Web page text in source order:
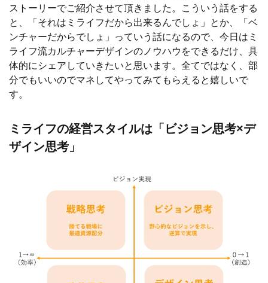
ストーリーでご紹介させて頂きました。こういう話をする
と、「それはミライフだから出来るんでしょ」とか、「ベ
ンチャーだからでしょ」っていう話になるので、今日はミ
ライフ流カルチャーデザインのノウハウをできるだけ、具
体的にシェアしていきたいと思います。全てではなく、部
分でもいいのでマネしてやってみてもらえると嬉しいで
す。
ミライフの経営スタイルは「ビジョン思考×デ
ザイン思考」